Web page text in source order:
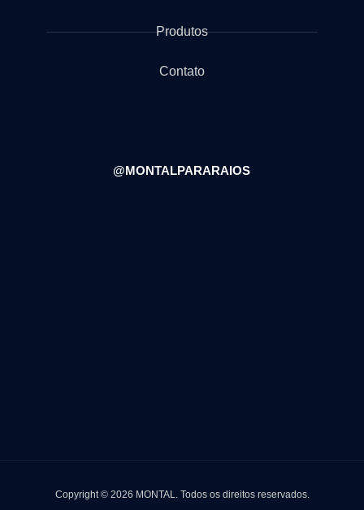
Produtos
Contato
@MONTALPARARAIOS
Copyright © 2026 MONTAL. Todos os direitos reservados.